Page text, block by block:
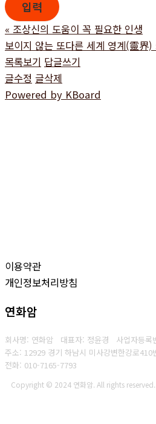
« 조상신의 도움이 꼭 필요한 인생
보이지 않는 또다른 세계 영계(靈界)
목록보기 답글쓰기
글수정 글삭제
Powered by KBoard
이용약관
개인정보처리방침
연화암
회사명: 연화암 대표자: 정윤경 사업자등록
주소: 12929 경기 하남시 미사강변한강로410
전화: 010-7165-7793
Copyright © 2024 연화암. All rights reserved.